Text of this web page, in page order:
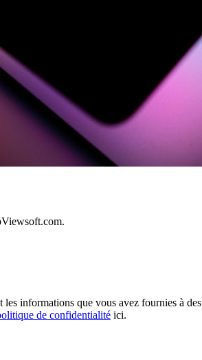
informations que vous avez fournies à
de confidentialité ici.